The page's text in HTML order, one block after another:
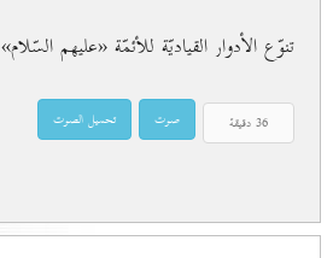
تنوّع الأدوار القياديّة للأئمّة «عليهم السّلام»